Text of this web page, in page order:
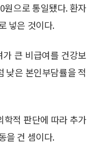
원으로 통일됐다. 환자
넣은 것이다.
큰 비급여를 건강보
낮은 본인부담률을 적
학적 판단에 따라 추가
을 건 셈이다.